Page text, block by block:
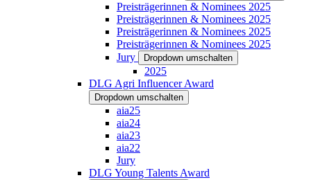
Preisträgerinnen & Nominees 2025
Preisträgerinnen & Nominees 2025
Preisträgerinnen & Nominees 2025
Preisträgerinnen & Nominees 2025
Jury
Dropdown umschalten
2025
DLG Agri Influencer Award
Dropdown umschalten
aia25
aia24
aia23
aia22
Jury
DLG Young Talents Award